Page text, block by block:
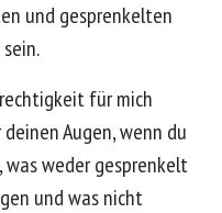
und gesprenkelten
für mich
Augen, wenn du
was weder gesprenkelt
und was nicht